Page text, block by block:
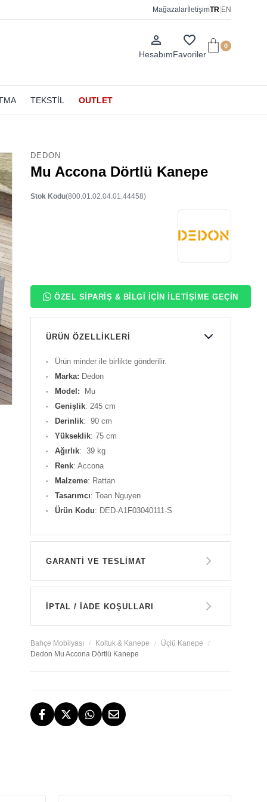
Mağazalar İletişimTR EN
person_outline
Hesabım
favorite_border
Favoriler
0
TEKSTİL OUTLET
DEDON
Mu Accona Dörtlü Kanepe
(800.01.02.04.01.44458)
Stok Kodu
ÖZEL SIPARIŞ & BILGI İÇIN İLETIŞIME GEÇIN
ÜRÜN ÖZELLIKLERI
Ürün minder ile birlikte gönderilir.
Marka: Dedon
Model:
Mu
Genişlik: 245 cm
Derinlik: 90 cm
Yükseklik: 75 cm
Ağırlık: 39 kg
Renk: Accona
Malzeme: Rattan
Tasarımcı: Toan Nguyen
Ürün Kodu: DED-A1F03040111-S
GARANTİ VE TESLİMAT
GARANTİ
TESLİMAT
İstanbul, İzmir ve Bodrum (Muğla)
İPTAL / İADE KOŞULLARI
ÜCRETSİZ İADE HAKKI
Bahçe Mobilyası Koltuk & Kanepe
Üçlü Kanepe
Dedon Mu Accona Dörtlü Kanepe